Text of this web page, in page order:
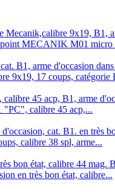
9x19, B1,
MECANIK M01 micro
B1, arme d'occasion
9x19, 17 coups, catégorie
45 acp, B1, arme
"PC", calibre 45 acp,...
cat. B1. en très
calibre 38 spl, arme...
bon état, calibre 44 mag.
en très bon état, calibre...